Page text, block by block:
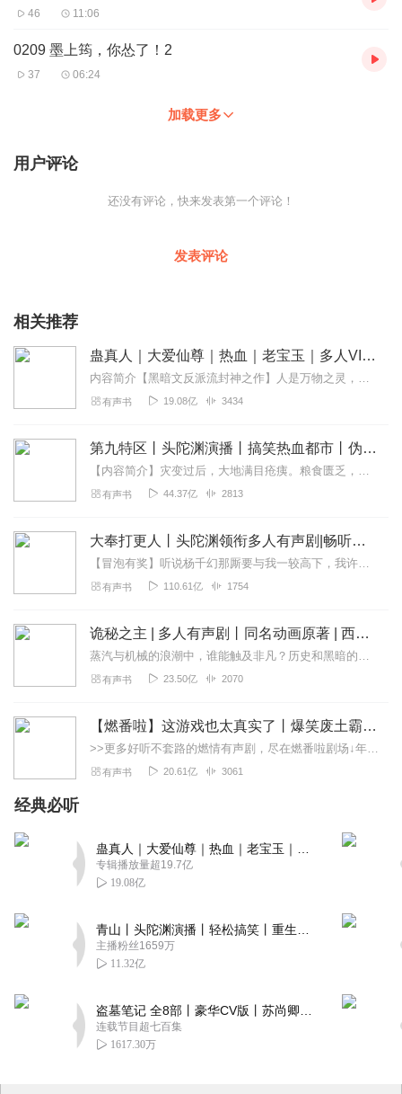
46 11:06
0209 墨上筠，你怂了！2
37 06:24
加载更多
用户评论
还没有评论，快来发表第一个评论！
发表评论
相关推荐
蛊真人｜大爱仙尊｜热血｜老宝玉｜多人VIP免费有声剧
内容简介【黑暗文反派流封神之作】人是万物之灵，蛊是天地真精。一个穿越者不断重生的故事。一个养蛊、炼蛊、用蛊的奇特世界。配音组（男角色）老宝玉旁白...
有声书 19.08亿 3434
第九特区丨头陀渊演播丨搞笑热血都市丨伪戒丨VIP免费多人有声剧
【内容简介】灾变过后，大地满目疮痍。粮食匮乏，资源紧俏，局势混乱……一位从待规划区杀出来的青年，背对着漫天黄沙，孤身来到九区谋生，却不曾想偶然结识三五好友，一念...
有声书 44.37亿 2813
大奉打更人丨头陀渊领衔多人有声剧|畅听全集|王鹤棣、田曦薇主演影视剧原著|卖报小郎君
【冒泡有奖】听说杨千幻那厮要与我一较高下，我许七安要开始装叉了！快进入声音播放页戳下方输入框，冒个泡偷偷告诉我，我要用哪些诗词才能胜过他？说得好的，有赏！202...
有声书 110.61亿 1754
诡秘之主 | 多人有声剧丨同名动画原著 | 西幻克苏鲁 | 乌贼作品
蒸汽与机械的浪潮中，谁能触及非凡？历史和黑暗的迷雾里，又是谁在耳语？我从诡秘中醒来，睁眼看见这个世界：枪械，大炮，巨舰，飞空艇，差分机；魔药，占卜，诅咒，倒吊人...
有声书 23.50亿 2070
【燃番啦】这游戏也太真实了丨爆笑废土霸榜神作丨紫襟剧社制作
>>更多好听不套路的燃情有声剧，尽在燃番啦剧场↓年度重磅推荐本专辑为VIP免费专辑每天上午10点5集更新，订阅可以听到最新内容哦！每周抽一个专辑五星优质评论送...
有声书 20.61亿 3061
经典必听
专辑播放量超19.7亿
19.08亿
主播粉丝1659万
11.32亿
连载节目超七百集
1617.30万